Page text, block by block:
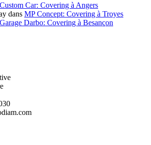
Custom Car: Covering à Angers
dans MP Concept: Covering à Troyes
Garage Darbo: Covering à Besançon